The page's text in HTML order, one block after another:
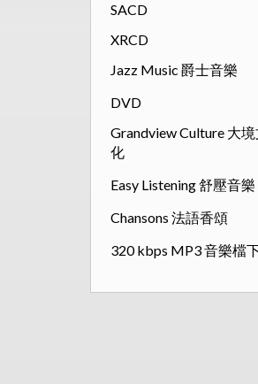
SACD
XRCD
Jazz Music 爵士音樂
DVD
Grandview Culture 大境
化
Easy Listening 舒壓音樂
Chansons 法語香頌
320 kbps MP3 音樂檔